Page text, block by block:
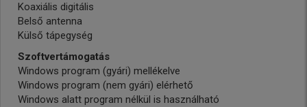
Koaxiális digitális
Belső antenna
Külső tápegység
Szoftvertámogatás
Windows program (gyári) mellékelve
Windows program (nem gyári) elérhető
Windows alatt program nélkül is használható